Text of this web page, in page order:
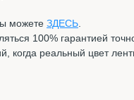
можете ЗДЕСЬ
100% гарантией
когда реальный цвет